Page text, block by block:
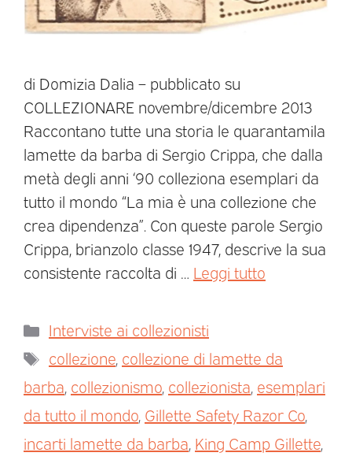
di Domizia Dalia – pubblicato su
COLLEZIONARE novembre/dicembre 2013
Raccontano tutte una storia le quarantamila
lamette da barba di Sergio Crippa, che dalla
metà degli anni ‘90 colleziona esemplari da
tutto il mondo “La mia è una collezione che
crea dipendenza”. Con queste parole Sergio
Crippa, brianzolo classe 1947, descrive la sua
consistente raccolta di … Leggi tutto
Interviste ai collezionisti
collezione, collezione di lamette da
barba, collezionismo, collezionista, esemplari
da tutto il mondo, Gillette Safety Razor Co,
incarti lamette da barba, King Camp Gillette,